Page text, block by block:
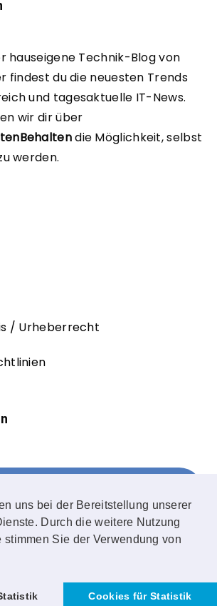
uns bei der Bereitstellung unserer
Durch die weitere Nutzung
stimmen Sie der Verwendung von
Cookies für Statistik
hauseigene Technik-Blog von
findest du die neuesten Trends
und tagesaktuelle IT-News.
wir dir über
die Möglichkeit, selbst
werden.
/ Urheberrecht